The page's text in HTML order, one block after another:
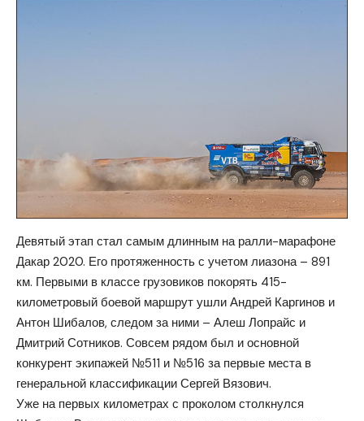
Девятый этап стал самым длинным на ралли-марафоне
Дакар 2020. Его протяженность с учетом лиазона – 891
км. Первыми в классе грузовиков покорять 415-
километровый боевой маршрут ушли Андрей Каргинов и
Антон Шибалов, следом за ними – Алеш Лопрайс и
Дмитрий Сотников. Совсем рядом был и основной
конкурент экипажей №511 и №516 за первые места в
генеральной классификации Сергей Вязович.
Уже на первых километрах с проколом столкнулся